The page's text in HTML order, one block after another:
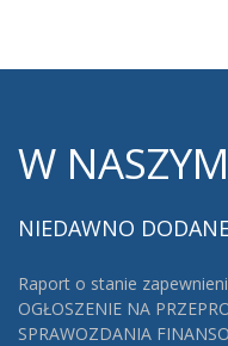
W
NIEDAWNO
Raport o stanie
OGŁOSZENIE NA
SPRAWOZDANIA